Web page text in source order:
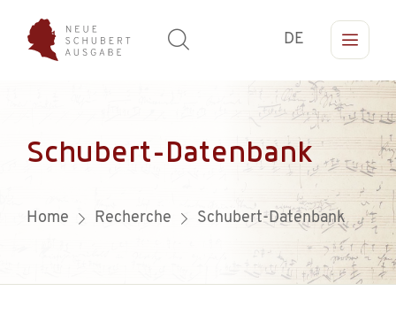
DE
Schubert-Datenbank
Home Recherche Schubert-Datenbank